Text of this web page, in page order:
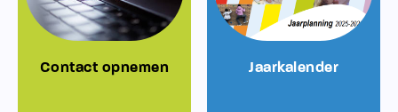
Contact opnemen Jaarkalender